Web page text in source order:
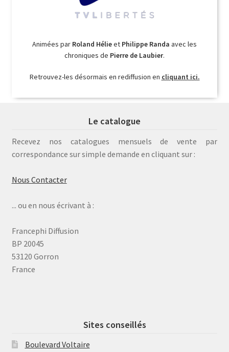
Animées par Roland Hélieet Philippe Randa avec les
chroniques de Pierre de Laubier.
Retrouvez-les désormais en rediffusion en cliquant ici.
Le catalogue
Recevez nos catalogues mensuels de vente par
correspondance sur simple demande en cliquant sur :
Nous Contacter
... ou en nous écrivant à :
Francephi Diffusion
BP 20045
53120 Gorron
France
Sites conseillés
Boulevard Voltaire